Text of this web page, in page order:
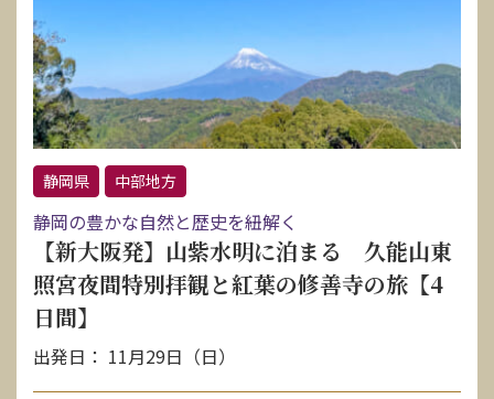
静岡県 中部地方
静岡の豊かな自然と歴史を紐解く
【新大阪発】山紫水明に泊まる 久能山東
照宮夜間特別拝観と紅葉の修善寺の旅【4
日間】
出発日： 11月29日（日）